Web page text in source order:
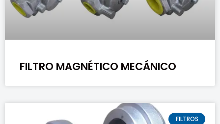
FILTRO MAGNÉTICO MECÁNICO
FILTROS